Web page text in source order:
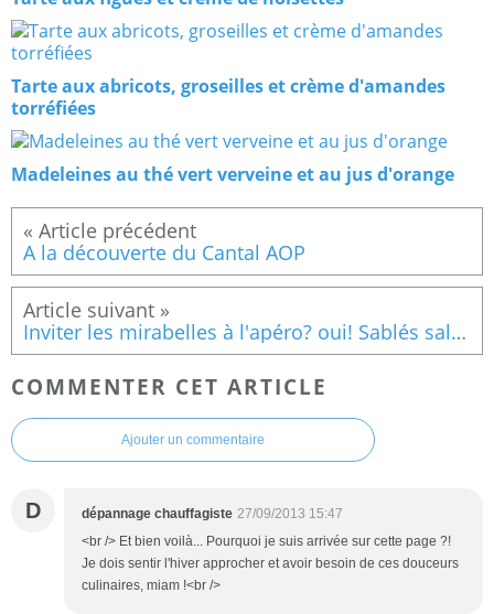
Tarte aux abricots, groseilles et crème d'amandes
torréfiées
Madeleines au thé vert verveine et au jus d'orange
A la découverte du Cantal AOP
Inviter les mirabelles à l'apéro? oui! Sablés salés aux mirabelles, mousse de chèvre, muscade et menthe fraîche
COMMENTER CET ARTICLE
Ajouter un commentaire
D dépannage chauffagiste 27/09/2013 15:47
<br /> Et bien voilà... Pourquoi je suis arrivée sur cette page ?!
Je dois sentir l'hiver approcher et avoir besoin de ces douceurs
culinaires, miam !<br />